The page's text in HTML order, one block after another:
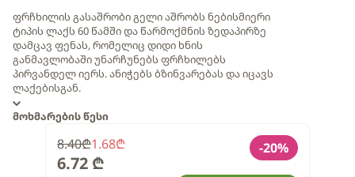
ფრჩხილის გასაშრობი გელი აშრობს ნებისმიერი
ტიპის ლაქს 60 წამში და წარმოქმნის ზედაპირზე
დამცავ ფენას, რომელიც დიდი ხნის
განმავლობაში უნარჩუნებს ფრჩხილებს
პირვანდელ იერს. ანიჭებს ბზინვარებას და იცავს
ლაქებისგან.
მოხმარების წესი
8.40₾1.68₾
6.72 ₾
-20%